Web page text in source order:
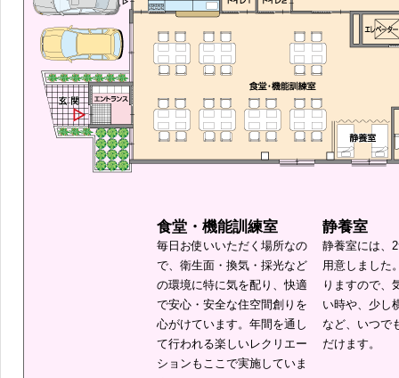
食堂・機能訓練室
毎日お使いいただく場所なの
で、衛生面・換気・採光など
の環境に特に気を配り、快適
で安心・安全な住空間創りを
心がけています。年間を通し
て行われる楽しいレクリエー
ションもここで実施していま
静養室
静養室には、
用意しました
りますので、
い時や、少し
など、いつで
だけます。